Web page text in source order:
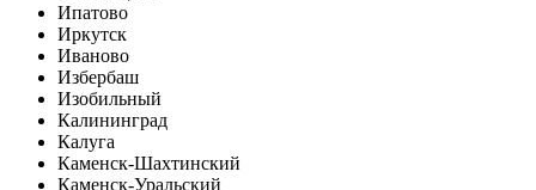
Ипатово
Иркутск
Иваново
Избербаш
Изобильный
Калининград
Калуга
Каменск-Шахтинский
Каменск-Уральский